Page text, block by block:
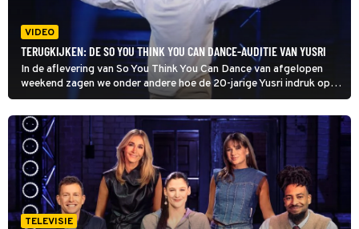
VIDEO
TERUGKIJKEN: DE SO YOU THINK YOU CAN DANCE-AUDITIE VAN YUSRI
In de aflevering van So You Think You Can Dance van afgelopen
weekend zagen we onder andere hoe de 20-jarige Yusri indruk op
de jury probeerde te maken met zijn opvallende dansmoves.
TELEVISIE